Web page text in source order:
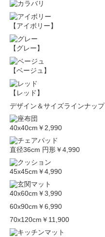
【アイボリー】
【グレー】
【ベージュ】
【レッド】
デザイン＆サイズラインナップ
40x40cm ￥2,990
直径36cm 円形￥4,990
45x45cm ￥4,990
40x60cm ￥3,990
60x90cm ￥6,990
70x120cm ￥11,900